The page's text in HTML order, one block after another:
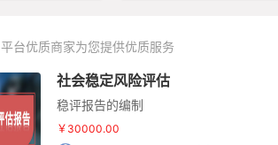
平台优质商家为您提供优质服务
社会稳定风险评估
稳评报告的编制
￥30000.00